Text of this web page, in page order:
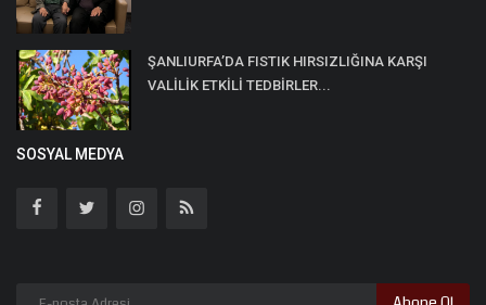
ŞANLIURFA’DA FISTIK HIRSIZLIĞINA KARŞI
VALİLİK ETKİLİ TEDBİRLER...
SOSYAL MEDYA